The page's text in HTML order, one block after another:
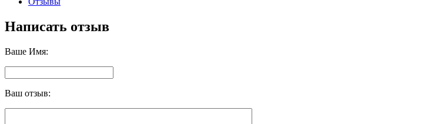
Написать отзыв
Ваше Имя:
Ваш отзыв: